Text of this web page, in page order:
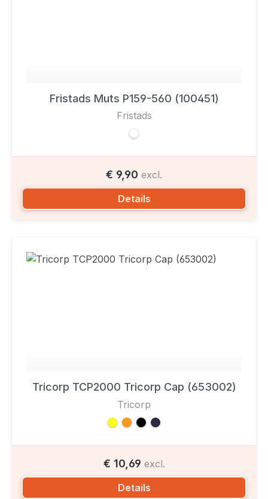
Fristads Muts P159-560 (100451)
Fristads
€ 9,90 excl.
Details
Tricorp TCP2000 Tricorp Cap (653002)
Tricorp
€ 10,69 excl.
Details